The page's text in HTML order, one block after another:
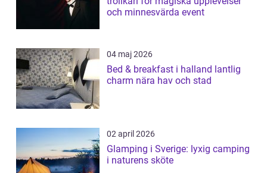
och minnesvärda event
04 maj 2026
Bed & breakfast i halland lantlig
charm nära hav och stad
02 april 2026
Glamping i Sverige: lyxig camping
i naturens sköte